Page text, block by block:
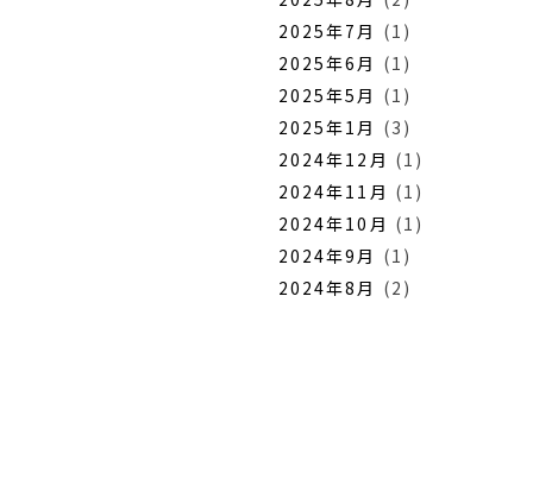
2025年7月 (1)
2025年6月 (1)
2025年5月 (1)
2025年1月 (3)
2024年12月 (1)
2024年11月 (1)
2024年10月 (1)
2024年9月 (1)
2024年8月 (2)